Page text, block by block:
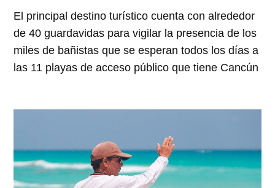
El principal destino turístico cuenta con alrededor
de 40 guardavidas para vigilar la presencia de los
miles de bañistas que se esperan todos los días a
las 11 playas de acceso público que tiene Cancún